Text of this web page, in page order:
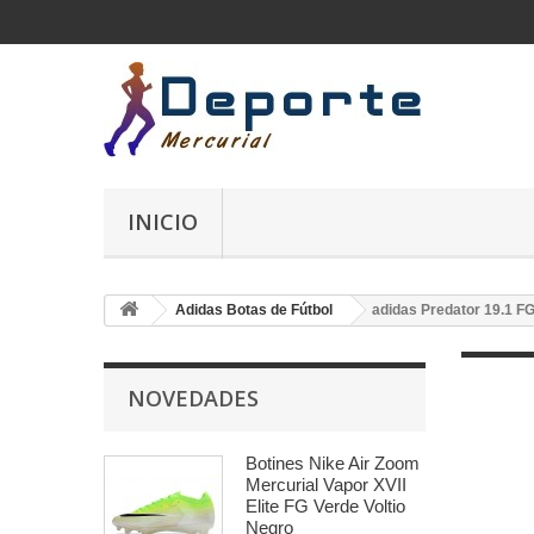
INICIO
Adidas Botas de Fútbol adidas Predator 19.1 FG
NOVEDADES
Botines Nike Air Zoom
Mercurial Vapor XVII
Elite FG Verde Voltio
Negro